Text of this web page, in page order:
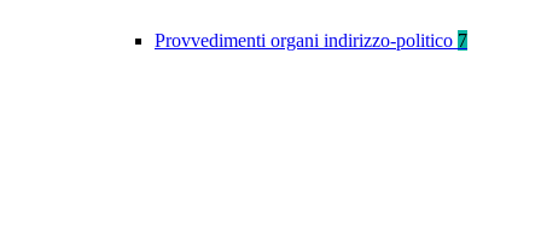
Provvedimenti organi indirizzo-politico 7